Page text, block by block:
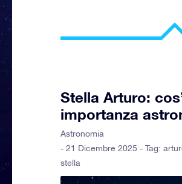
Stella Arturo:
importanza
Astronomia
- 21 Dicembre 2025 - Tag:
stella